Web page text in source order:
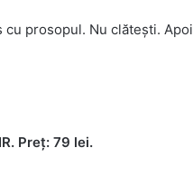
prosopul. Nu clătești. Apoi
Preț: 79 lei.